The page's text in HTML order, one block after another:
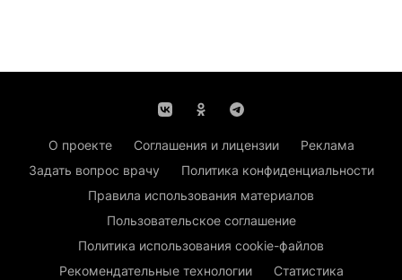
О проекте Соглашения и лицензии
Реклама
Задать вопрос врачу
Политика конфиденциальности
Правила использования материалов
Пользовательское соглашение
Политика использования cookie-файлов
Рекомендательные технологии
Статистика